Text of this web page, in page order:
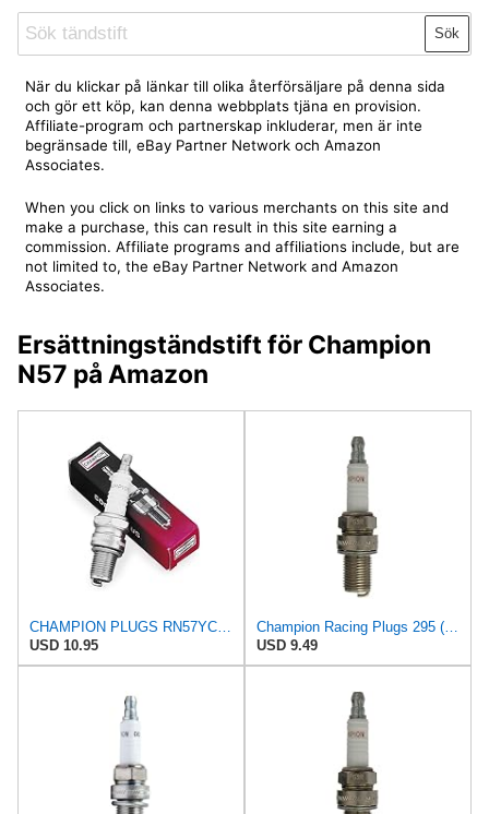
Sök
När du klickar på länkar till olika återförsäljare på denna sida
och gör ett köp, kan denna webbplats tjäna en provision.
Affiliate-program och partnerskap inkluderar, men är inte
begränsade till, eBay Partner Network och Amazon
Associates.
When you click on links to various merchants on this site and
make a purchase, this can result in this site earning a
commission. Affiliate programs and affiliations include, but are
not limited to, the eBay Partner Network and Amazon
Associates.
Ersättningständstift för Champion
N57 på Amazon
CHAMPION PLUGS RN57YCC Spark Plug
USD 10.95
Champion Racing Plugs 295 (C57CX) Pack of 1 (UPC 037551007080)
USD 9.49